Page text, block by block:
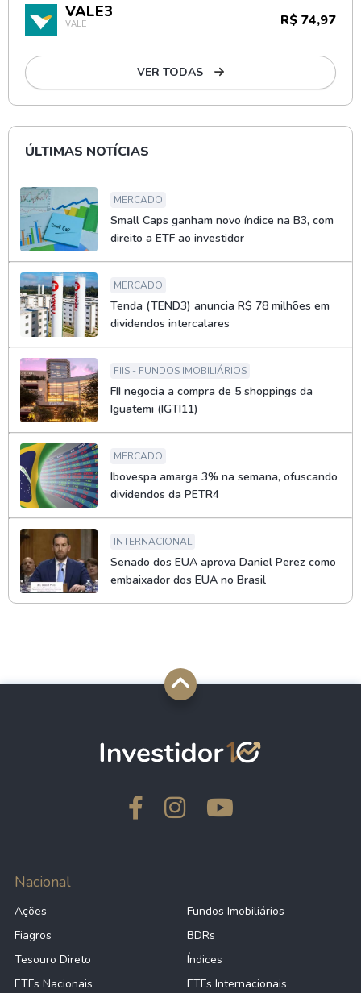
VALE3
VALE R$ 74,97
VER TODAS
ÚLTIMAS NOTÍCIAS
MERCADO
Small Caps ganham novo índice na B3, com
direito a ETF ao investidor
MERCADO
Tenda (TEND3) anuncia R$ 78 milhões em
dividendos intercalares
FIIS - FUNDOS IMOBILIÁRIOS
FII negocia a compra de 5 shoppings da
Iguatemi (IGTI11)
MERCADO
Ibovespa amarga 3% na semana, ofuscando
dividendos da PETR4
INTERNACIONAL
Senado dos EUA aprova Daniel Perez como
embaixador dos EUA no Brasil
Nacional
Ações
Fundos Imobiliários
Fiagros
BDRs
Tesouro Direto
Índices
ETFs Nacionais
ETFs Internacionais